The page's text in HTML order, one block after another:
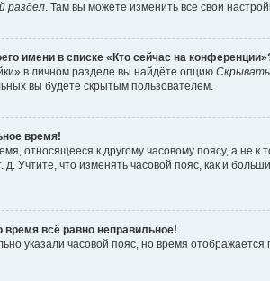
раздел. Там вы можете изменить все свои
имени в списке «Кто сейчас на
в личном разделе вы найдёте опцию
вы будете скрытым пользователем.
время!
относящееся к другому часовому поясу, а не к
д. Учтите, что изменять часовой пояс, как и
всё равно неправильное!
указали часовой пояс, но время